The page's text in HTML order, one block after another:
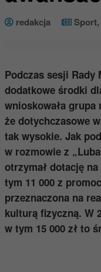
redakcja Sport,
Podczas sesji Rady
dodatkowe środki
wnioskowała grupa
że dotychczasowe
tak wysokie. Jak
w rozmowie z
otrzymał dotację na
tym 11 000 z
przeznaczona na
kulturą fizyczną. W
w tym 15 000 zł to